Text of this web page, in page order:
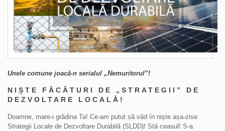
Unele comune joacă-n serialul „Nemuritorul”!
NIȘTE FĂCĂTURI DE „STRATEGII” DE
DEZVOLTARE LOCALĂ!
Doamne, mare-i grădina Ta! Ce-am putut să văd în niște așa-zise
Strategii Locale de Dezvoltare Durabilă (SLDD)! Stă ceasul! S-a